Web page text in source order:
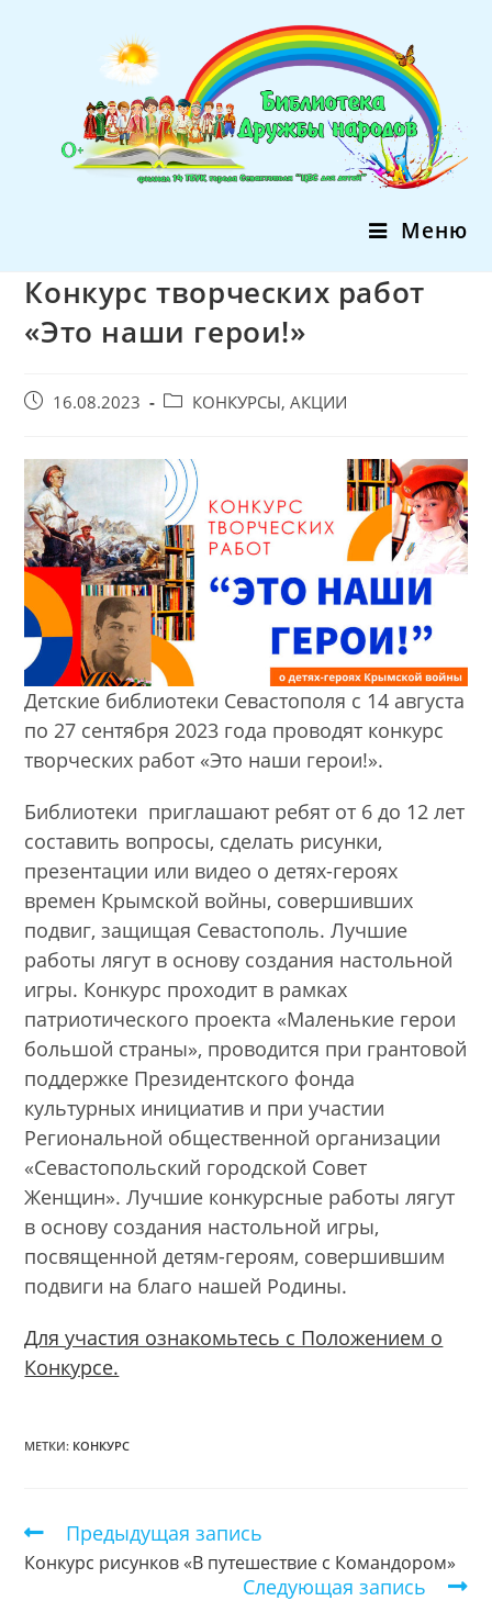
Меню
Конкурс творческих работ
«Это наши герои!»
Запись16.08.2023
PostКОНКУРСЫ, АКЦИИ
Детские библиотеки Севастополя с 14 августа
по 27 сентября 2023 года проводят конкурс
творческих работ «Это наши герои!».
Библиотеки приглашают ребят от 6 до 12 лет
составить вопросы, сделать рисунки,
презентации или видео о детях-героях
времен Крымской войны, совершивших
подвиг, защищая Севастополь. Лучшие
работы лягут в основу создания настольной
игры. Конкурс проходит в рамках
патриотического проекта «Маленькие герои
большой страны», проводится при грантовой
поддержке Президентского фонда
культурных инициатив и при участии
Региональной общественной организации
«Севастопольский городской Совет
Женщин». Лучшие конкурсные работы лягут
в основу создания настольной игры,
посвященной детям-героям, совершившим
подвиги на благо нашей Родины.
Для участия ознакомьтесь с Положением о
Конкурсе.
МЕТКИ: КОНКУРС
Еще
статьи
Предыдущая запись
Конкурс рисунков «В путешествие с Командором»
Следующая запись